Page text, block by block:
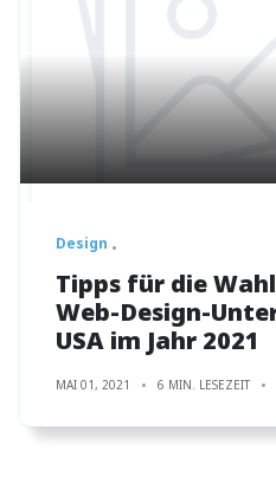
Design
Tipps für die
Web-Design-
USA im Jahr 2021
MAI 01, 2021 6 MIN. LESEZEIT